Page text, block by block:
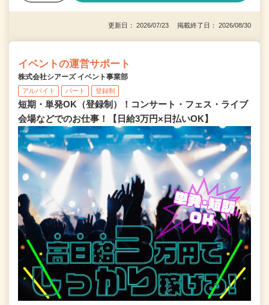
更新日： 2026/07/23 掲載終了日： 2026/08/30
イベントの運営サポート
株式会社シアーズ イベント事業部
アルバイト パート 登録制
短期・単発OK（登録制）！コンサート・フェス・ライブ
会場などでのお仕事！【日給3万円×日払いOK】